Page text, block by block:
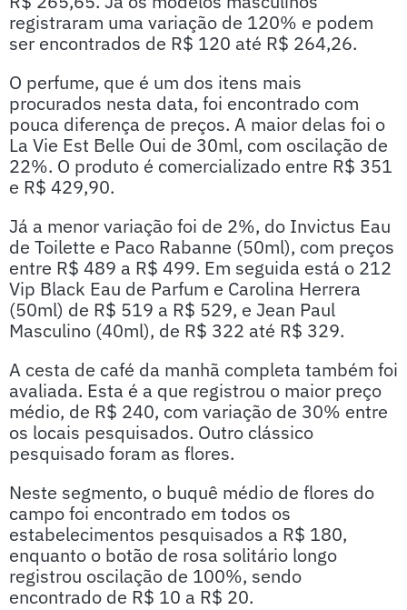
registraram uma variação de 120% e podem
ser encontrados de R$ 120 até R$ 264,26.
O perfume, que é um dos itens mais
procurados nesta data, foi encontrado com
pouca diferença de preços. A maior delas foi o
La Vie Est Belle Oui de 30ml, com oscilação de
22%. O produto é comercializado entre R$ 351
e R$ 429,90.
Já a menor variação foi de 2%, do Invictus Eau
de Toilette e Paco Rabanne (50ml), com preços
entre R$ 489 a R$ 499. Em seguida está o 212
Vip Black Eau de Parfum e Carolina Herrera
(50ml) de R$ 519 a R$ 529, e Jean Paul
Masculino (40ml), de R$ 322 até R$ 329.
A cesta de café da manhã completa também foi
avaliada. Esta é a que registrou o maior preço
médio, de R$ 240, com variação de 30% entre
os locais pesquisados. Outro clássico
pesquisado foram as flores.
Neste segmento, o buquê médio de flores do
campo foi encontrado em todos os
estabelecimentos pesquisados a R$ 180,
enquanto o botão de rosa solitário longo
registrou oscilação de 100%, sendo
encontrado de R$ 10 a R$ 20.